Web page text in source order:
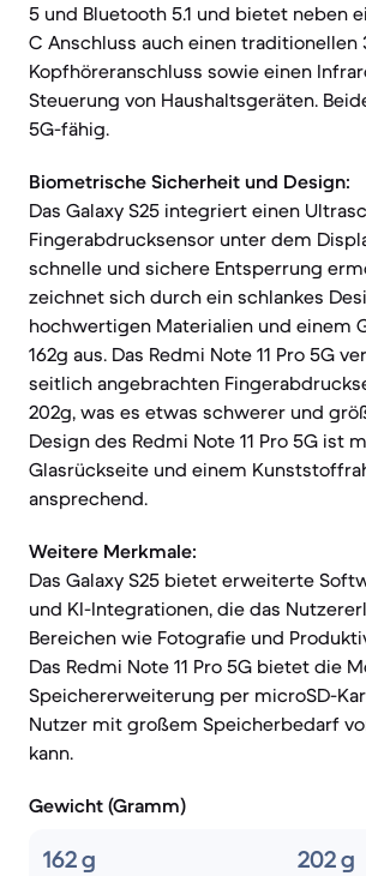
5 und Bluetooth 5.1 und bietet neben
C Anschluss auch einen traditionellen
Kopfhöreranschluss sowie einen
Steuerung von Haushaltsgeräten.
5G-fähig.
Biometrische Sicherheit und Design:
Das Galaxy S25 integriert einen
Fingerabdrucksensor unter dem
schnelle und sichere Entsperrung
zeichnet sich durch ein schlankes
hochwertigen Materialien und einem
162g aus. Das Redmi Note 11 Pro 5G
seitlich angebrachten
202g, was es etwas schwerer und
Design des Redmi Note 11 Pro 5G ist
Glasrückseite und einem
ansprechend.
Weitere Merkmale:
Das Galaxy S25 bietet erweiterte
und KI-Integrationen, die das
Bereichen wie Fotografie und
Das Redmi Note 11 Pro 5G bietet die
Speichererweiterung per microSD-
Nutzer mit großem Speicherbedarf
kann.
Gewicht (Gramm)
162 g 202 g